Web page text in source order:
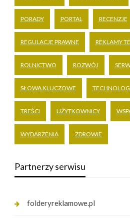
PORADY PORTAL RECENZJE
REGULACJE PRAWNE REKLAMY
ROLNICTWO ROZWÓJ
SŁOWA KLUCZOWE
TREŚCI UŻYTKOWNICY
WYDARZENIA ZDROWIE
Partnerzy serwisu
folderyreklamowe.pl